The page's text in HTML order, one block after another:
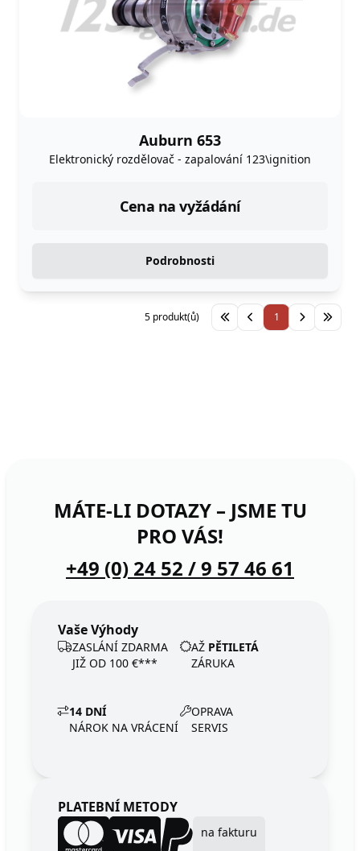
Auburn 653
Elektronický rozdělovač - zapalování 123\ignition
Cena na vyžádání
Podrobnosti
1
5 produkt(ů)
MÁTE-LI DOTAZY – JSME TU
PRO VÁS!
+49 (0) 24 52 / 9 57 46 61
Vaše Výhody
ZASLÁNÍ ZDARMA
JIŽ OD 100 €***
AŽ PĚTILETÁ
ZÁRUKA
14 DNÍ
NÁROK NA VRÁCENÍ
OPRAVA
SERVIS
PLATEBNÍ METODY
na fakturu